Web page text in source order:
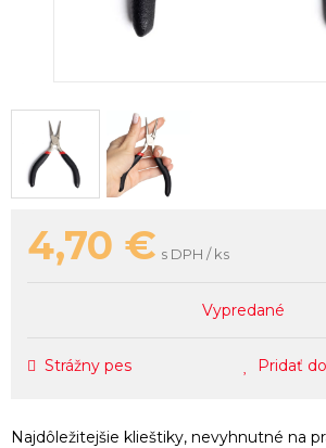
4,70 € s DPH / ks
Vypredané
Strážny pes Pridať
Najdôležitejšie klieštiky, nevyhnutné na